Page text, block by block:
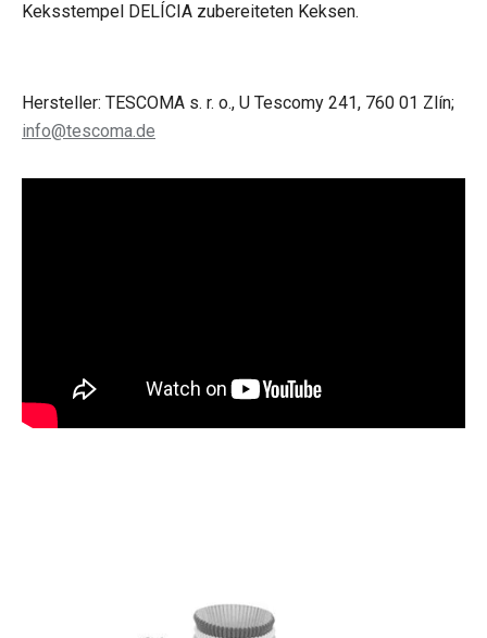
Keksstempel DELÍCIA zubereiteten Keksen.
Hersteller: TESCOMA s. r. o., U Tescomy 241, 760 01 Zlín;
info@tescoma.de